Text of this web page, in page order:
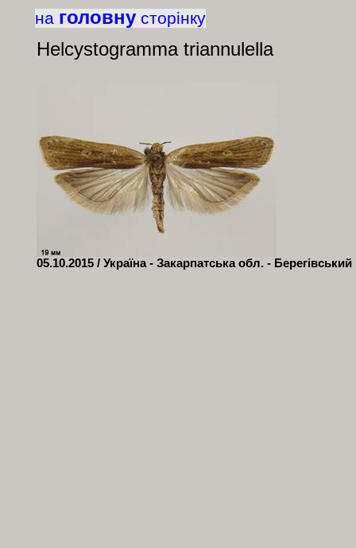
на головну сторінку
Helcystogramma triannulella
05.10.2015 / Україна - Закарпатська обл. -